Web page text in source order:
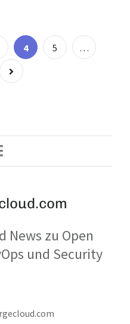
der
Page
4 Page
5
…
News zu Open
und Security